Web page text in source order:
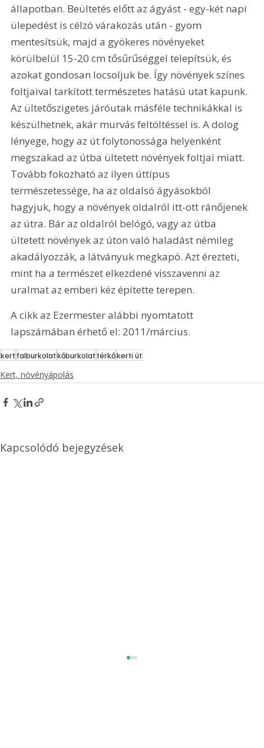
állapotban. Beültetés előtt az ágyást - egy-két napi
ülepedést is célzó várakozás után - gyom
mentesítsük, majd a gyökeres növényeket
körülbelül 15-20 cm tősűrűséggel telepítsük, és
azokat gondosan locsoljuk be. Így növények színes
foltjaival tarkított természetes hatású utat kapunk.
Az ültetőszigetes járóutak másféle technikákkal is
készülhetnek, akár murvás feltöltéssel is. A dolog
lényege, hogy az út folytonossága helyenként
megszakad az útba ültetett növények foltjai miatt.
Tovább fokozható az ilyen úttípus
természetessége, ha az oldalsó ágyásokból
hagyjuk, hogy a növények oldalról itt-ott ránőjenek
az útra. Bár az oldalról belógó, vagy az útba
ültetett növények az úton való haladást némileg
akadályozzák, a látványuk megkapó. Azt érezteti,
mint ha a természet elkezdené visszavenni az
uralmat az emberi kéz építette terepen.
A cikk az Ezermester alábbi nyomtatott
lapszámában érhető el: 2011/március.
kertfalburkolatkőburkolattérkőkerti út
Kert, növényápolás
Kapcsolódó bejegyzések